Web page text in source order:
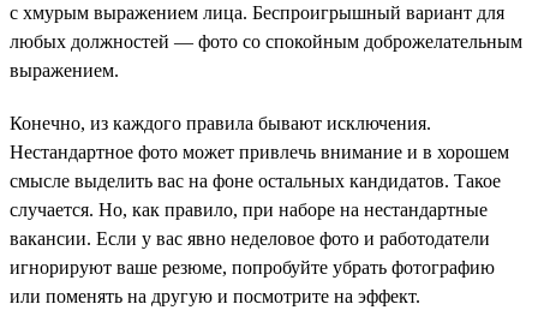
с хмурым выражением лица. Беспроигрышный вариант для
любых должностей — фото со спокойным доброжелательным
выражением.
Конечно, из каждого правила бывают исключения.
Нестандартное фото может привлечь внимание и в хорошем
смысле выделить вас на фоне остальных кандидатов. Такое
случается. Но, как правило, при наборе на нестандартные
вакансии. Если у вас явно неделовое фото и работодатели
игнорируют ваше резюме, попробуйте убрать фотографию
или поменять на другую и посмотрите на эффект.